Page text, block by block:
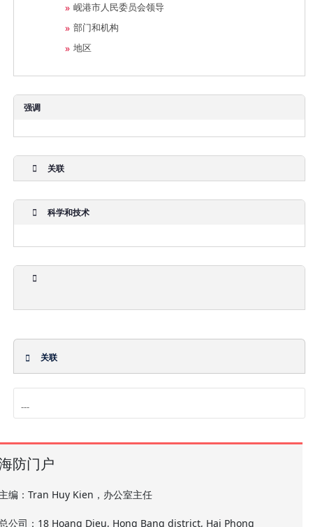
岘港市人民委员会领导
部门和机构
地区
强调
关联
科学和技术
关联
防门户
编：Tran Huy Kien，办公室主任
公司：18 Hoang Dieu, Hong Bang district, Hai Phong